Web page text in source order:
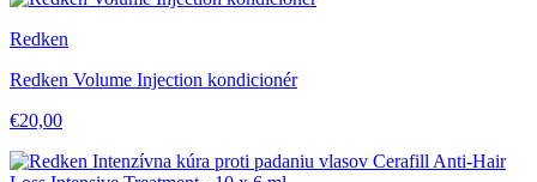
Redken
Redken Volume Injection kondicionér
€20,00